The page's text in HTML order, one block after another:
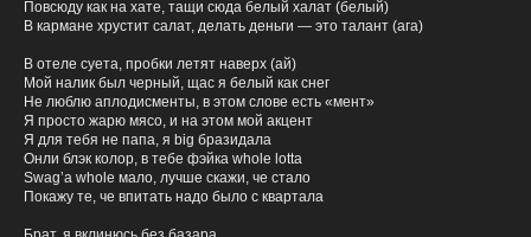
Повсюду как на хате, тащи сюда белый халат (белый)
В кармане хрустит салат, делать деньги — это талант (ага)
В отеле суета, пробки летят наверх (ай)
Мой налик был черный, щас я белый как снег
Не люблю аплодисменты, в этом слове есть «мент»
Я просто жарю мясо, и на этом мой акцент
Я для тебя не папа, я big бразидала
Онли блэк колор, в тебе фэйка whole lotta
Swag’а whole мало, лучше скажи, че стало
Покажу те, че впитать надо было с квартала